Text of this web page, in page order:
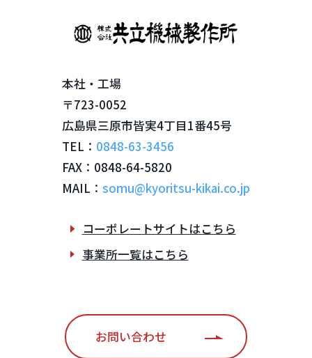
本社・工場
〒723-0052
広島県三原市皆実4丁目1番45号
TEL： 0848-63-3456
FAX：0848-64-5820
MAIL： somu@kyoritsu-kikai.co.jp
コーポレートサイトはこちら
事業所一覧はこちら
お問い合わせ